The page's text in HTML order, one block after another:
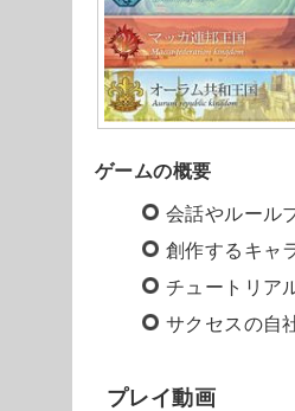
ゲームの概要
会話やルール
創作するキャ
チュートリア
サクセスの自
プレイ動画